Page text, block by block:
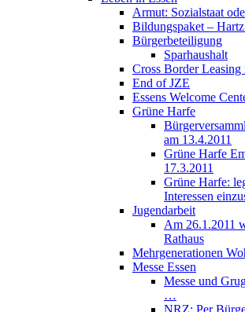
Armut: Sozialstaat
Bildungspaket –
Bürgerbeteiligung
Sparhaushalt
Cross Border Leasing
End of JZE
Essens Welcome
Grüne Harfe
am 13.4.2011
Grüne Harfe
17.3.2011
Grüne Harfe:
Interessen
Jugendarbeit
Am 26.1.2011
Rathaus
Mehrgenerationen
Messe Essen
Messe und
…
NRZ: Per